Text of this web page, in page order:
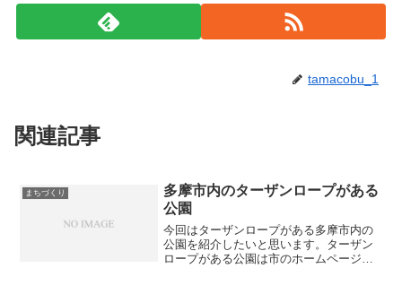
tamacobu_1
関連記事
まちづくり
多摩市内のターザンロープがある
公園
今回はターザンロープがある多摩市内の
公園を紹介したいと思います。ターザン
ロープがある公園は市のホームページに